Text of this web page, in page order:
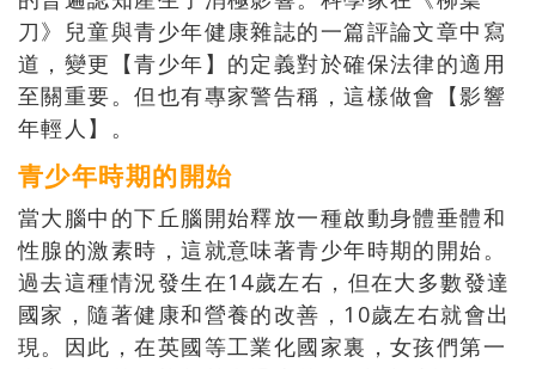
刀》兒童與青少年健康雜誌的一篇評論文章中寫
道，變更【青少年】的定義對於確保法律的適用
至關重要。但也有專家警告稱，這樣做會【影響
年輕人】。
青少年時期的開始
當大腦中的下丘腦開始釋放一種啟動身體垂體和
性腺的激素時，這就意味著青少年時期的開始。
過去這種情況發生在14歲左右，但在大多數發達
國家，隨著健康和營養的改善，10歲左右就會出
現。因此，在英國等工業化國家裏，女孩們第一